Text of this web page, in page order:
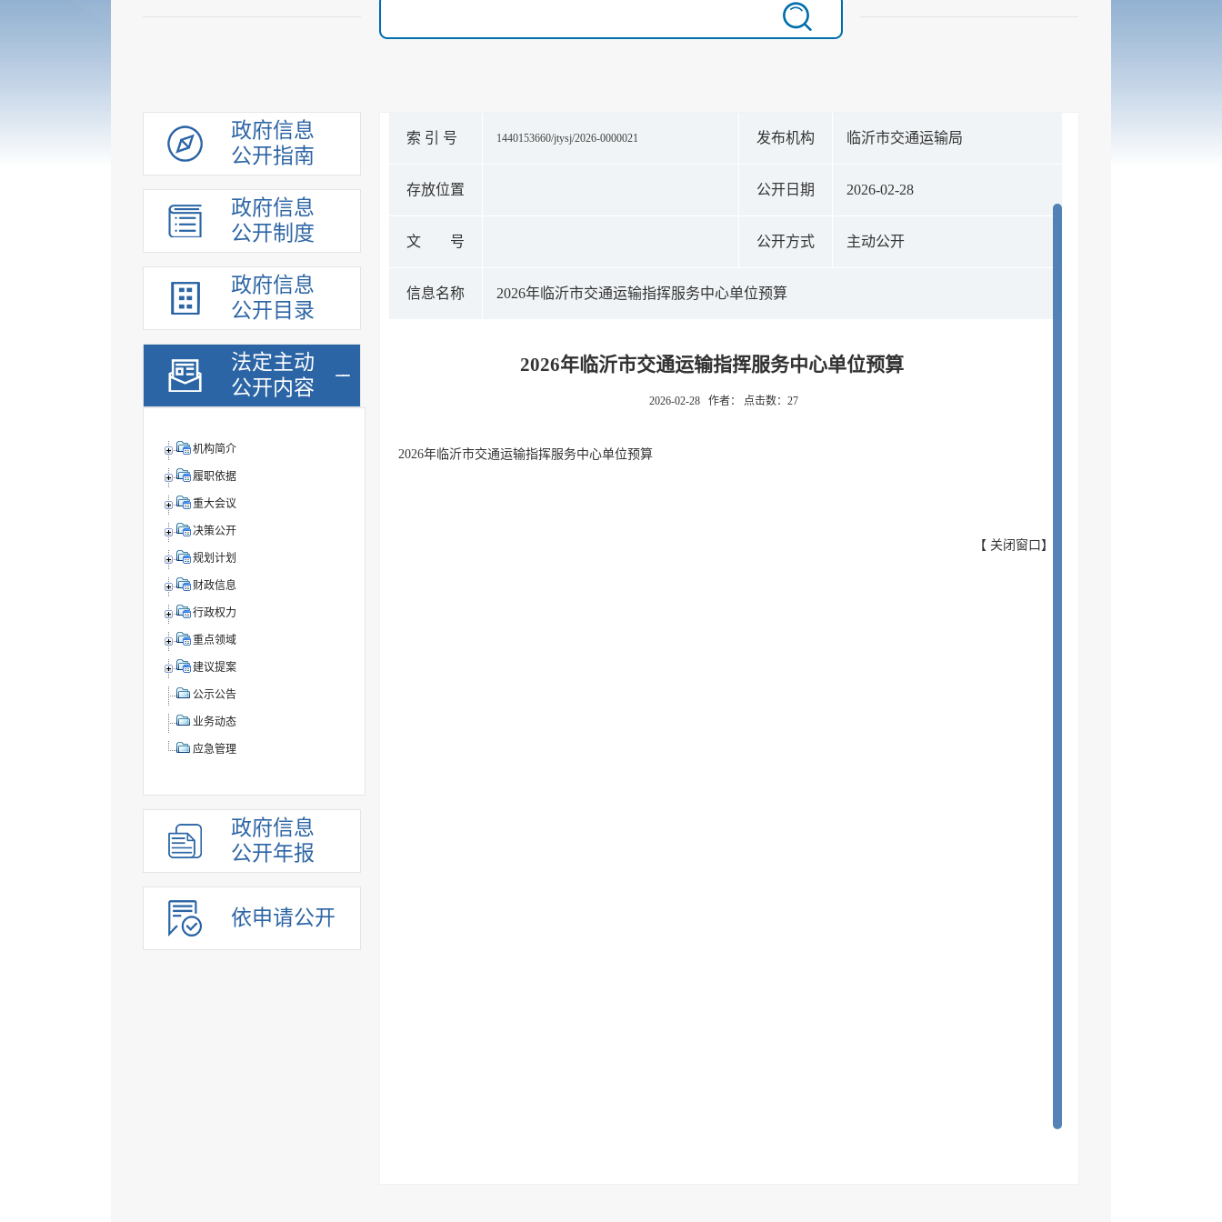
政府信息
公开指南
政府信息
公开制度
政府信息
公开目录
法定主动
公开内容
机构简介
履职依据
重大会议
决策公开
规划计划
财政信息
行政权力
重点领域
建议提案
公示公告
业务动态
应急管理
政府信息
公开年报
依申请公开
索 引 号 1440153660/jtysj/2026-0000021 发布机构 临沂市交通运输局
存放位置 公开日期 2026-02-28
文 号 公开方式 主动公开
信息名称 2026年临沂市交通运输指挥服务中心单位预算
2026年临沂市交通运输指挥服务中心单位预算
2026-02-28 作者： 点击数： 27
2026年临沂市交通运输指挥服务中心单位预算
【 关闭窗口 】